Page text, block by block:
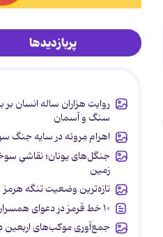
پربازدیدها
روایت هزاران ساله انسان بر
سنگ و آسمان
اهرام مِروئه در سایه جنگ
جنگل‌های یونان؛ نقاشیِ
زمین
تازه‌ترین وضعیت تنگه هرمز
۱۰ خط قرمز در دعوای همسران
جمع‌آوری موکب‌های اربعین